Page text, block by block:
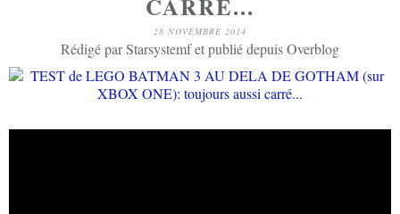
CARRÉ...
28 NOVEMBRE 2014
Rédigé par Starsystemf et publié depuis Overblog